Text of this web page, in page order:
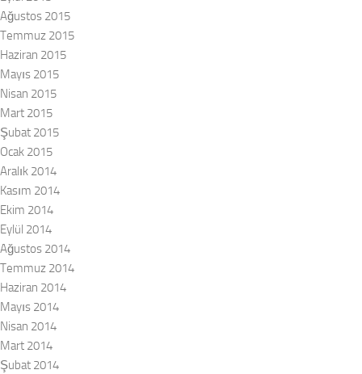
Ağustos 2015
Temmuz 2015
Haziran 2015
Mayıs 2015
Nisan 2015
Mart 2015
Şubat 2015
Ocak 2015
Aralık 2014
Kasım 2014
Ekim 2014
Eylül 2014
Ağustos 2014
Temmuz 2014
Haziran 2014
Mayıs 2014
Nisan 2014
Mart 2014
Şubat 2014